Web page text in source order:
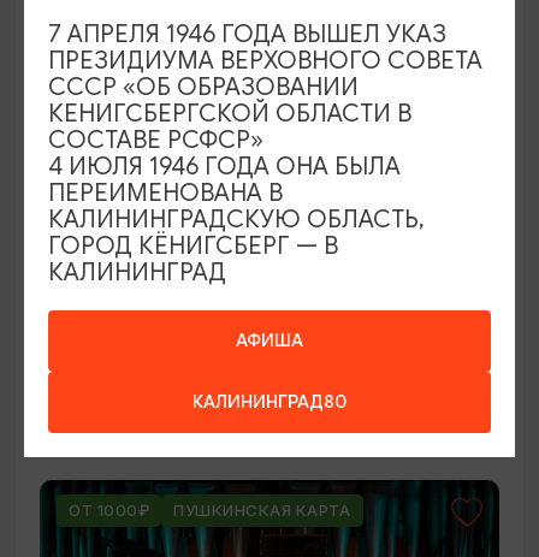
ВЫСТАВКИ
Оставленный багаж
Светлогорск, Арт-пространство «Янтарь-холл»
ОТ 1000₽ ПУШКИНСКАЯ КАРТА
АФИША
КАЛИНИНГРАД80
7 АПРЕЛЯ 1946 ГОДА ВЫШЕЛ УКАЗ
ПРЕЗИДИУМА ВЕРХОВНОГО СОВЕТА
СССР «ОБ ОБРАЗОВАНИИ
КЕНИГСБЕРГСКОЙ ОБЛАСТИ В
СОСТАВЕ РСФСР»
4 ИЮЛЯ 1946 ГОДА ОНА БЫЛА
ПЕРЕИМЕНОВАНА В
КАЛИНИНГРАДСКУЮ ОБЛАСТЬ,
ГОРОД КЁНИГСБЕРГ — В
КАЛИНИНГРАД